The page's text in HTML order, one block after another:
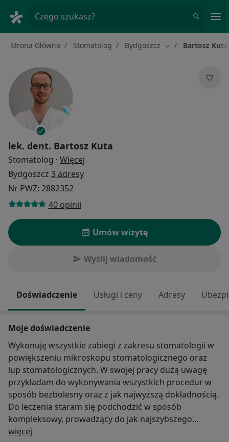
Czego szukasz?
Strona Główna Stomatolog Bydgoszcz Zmień miasto
Bartosz Kuta
lek. dent. Bartosz Kuta
Stomatolog · Więcej
Bydgoszcz 3 adresy
Nr PWZ: 2882352
40 opinii
Umów wizytę
Wyślij wiadomość
Doświadczenie Usługi i ceny Adresy
Moje doświadczenie
Wykonuję wszystkie zabiegi z zakresu stomatologii w
powiększeniu mikroskopu stomatologicznego oraz
lup stomatologicznych. W swojej pracy dużą uwagę
przykładam do wykonywania wszystkich procedur w
sposób bezbolesny oraz z jak najwyższą dokładnością.
Do leczenia staram się podchodzić w sposób
kompleksowy, prowadzący do jak najszybszego
finiszu.
więcej